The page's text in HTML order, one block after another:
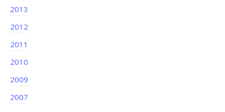
2013
2012
2011
2010
2009
2007